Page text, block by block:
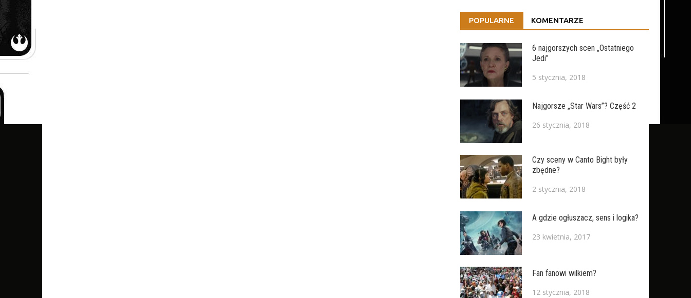
POPULARNE KOMENTARZE
6 najgorszych scen „Ostatniego
Jedi”
5 stycznia, 2018
Najgorsze „Star Wars”? Część 2
26 stycznia, 2018
Czy sceny w Canto Bight były
zbędne?
2 stycznia, 2018
A gdzie ogłuszacz, sens i logika?
23 kwietnia, 2017
Fan fanowi wilkiem?
12 stycznia, 2018